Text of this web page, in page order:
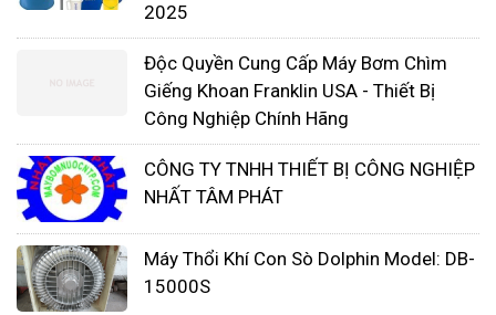
ỨNG DỤNG CỦA MÁY THỔI KHÍ
MINI CON SÒ
Máy được ứng dụng rộng rãi trong nhiều lĩnh
vực.
Sục khí cấp oxi cho bể nước thải nhỏ, lên
men hiếu khí,…
Vận chuyển chất bột, thổi khí làm sạch quy
mô nhỏ
Công nghiệp đúc, mạ kim loại
2025
Độc Quyền Cung Cấp Máy Bơm Chìm
Giếng Khoan Franklin USA - Thiết Bị
Công Nghiệp Chính Hãng
CÔNG TY TNHH THIẾT BỊ CÔNG NGHIỆP
NHẤT TÂM PHÁT
Máy Thổi Khí Con Sò Dolphin Model: DB-
15000S